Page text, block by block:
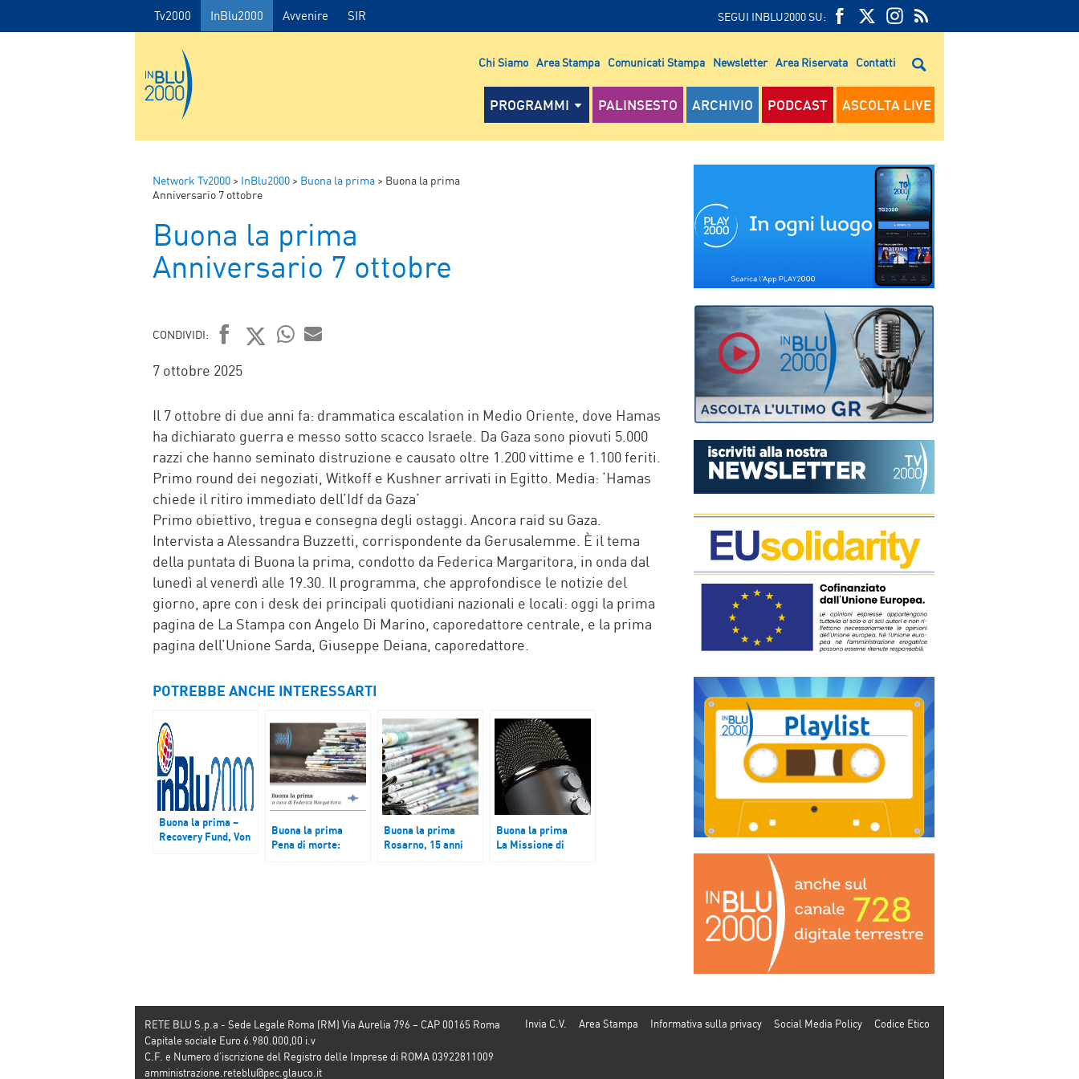
Tv2000 InBlu2000 Avvenire SIR SEGUI INBLU2000 SU:
FEED
RSS
RSS
Chi Siamo Area Stampa Comunicati Stampa Newsletter Area Riservata Contatti
PROGRAMMI PALINSESTO ARCHIVIO PODCAST ASCOLTA LIVE
Network Tv2000 > InBlu2000 > Buona la prima > Buona la prima
Anniversario 7 ottobre
Buona la prima
Anniversario 7 ottobre
CONDIVIDI:
FACEBOOK
TWITTER
7 ottobre 2025
Il 7 ottobre di due anni fa: drammatica escalation in Medio Oriente, dove Hamas
ha dichiarato guerra e messo sotto scacco Israele. Da Gaza sono piovuti 5.000
razzi che hanno seminato distruzione e causato oltre 1.200 vittime e 1.100 feriti.
Primo round dei negoziati, Witkoff e Kushner arrivati in Egitto. Media: ‘Hamas
chiede il ritiro immediato dell’Idf da Gaza’
Primo obiettivo, tregua e consegna degli ostaggi. Ancora raid su Gaza.
Intervista a Alessandra Buzzetti, corrispondente da Gerusalemme. È il tema
della puntata di Buona la prima, condotto da Federica Margaritora, in onda dal
lunedì al venerdì alle 19.30. Il programma, che approfondisce le notizie del
giorno, apre con i desk dei principali quotidiani nazionali e locali: oggi la prima
pagina de La Stampa con Angelo Di Marino, caporedattore centrale, e la prima
pagina dell’Unione Sarda, Giuseppe Deiana, caporedattore.
POTREBBE ANCHE INTERESSARTI
Buona la prima –
Recovery Fund, Von
Buona la prima
Pena di morte:
Buona la prima
Rosarno, 15 anni
Buona la prima
La Missione di
Invia C.V. Area Stampa Informativa sulla privacy Social Media Policy Codice Etico
RETE BLU S.p.a - Sede Legale Roma (RM) Via Aurelia 796 – CAP 00165 Roma
Capitale sociale Euro 6.980.000,00 i.v
C.F. e Numero d’iscrizione del Registro delle Imprese di ROMA 03922811009
amministrazione.reteblu@pec.glauco.it